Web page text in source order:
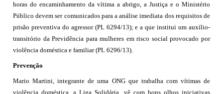
horas do encaminhamento da vítima a abrigo, a Justiça e o Ministério
Público devem ser comunicados para a análise imediata dos requisitos de
prisão preventiva do agressor (PL 6294/13); e a que institui um auxílio-
transitório da Previdência para mulheres em risco social provocado por
violência doméstica e familiar (PL 6296/13).
Prevenção
Mario Martini, integrante de uma ONG que trabalha com vítimas de
violência doméstica, a Liga Solidária, vê com bons olhos iniciativas